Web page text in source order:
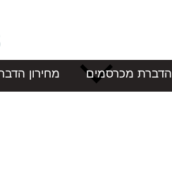
הדברת מכרסמים מחירון